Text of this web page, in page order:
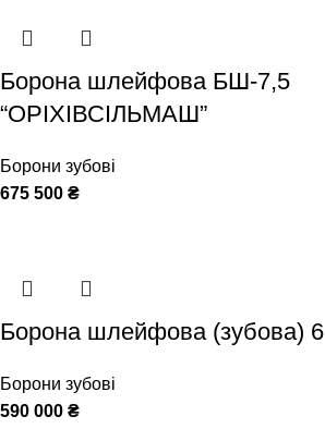
Борона шлейфова БШ-7,5
“ОРІХІВСІЛЬМАШ”
Борони зубові
675 500 ₴
Борона шлейфова (зубова) 6
Борони зубові
590 000 ₴